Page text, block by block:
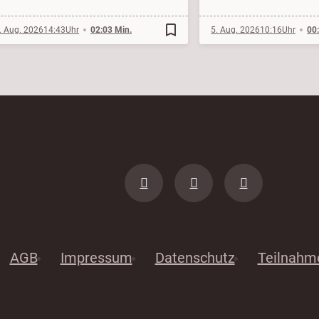
Aug. 202614:43 02:03 Min. bookmark_border 5. Aug. 202610:16
AGB Impressum Datenschutz